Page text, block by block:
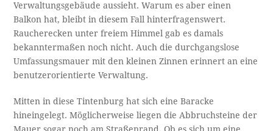
Verwaltungsgebäude aussieht. Warum es aber einen
Balkon hat, bleibt in diesem Fall hinterfragenswert.
Raucherecken unter freiem Himmel gab es damals
bekanntermaßen noch nicht. Auch die durchgangslose
Umfassungsmauer mit den kleinen Zinnen erinnert an eine
benutzerorientierte Verwaltung.
Mitten in diese Tintenburg hat sich eine Baracke
hineingelegt. Möglicherweise liegen die Abbruchsteine der